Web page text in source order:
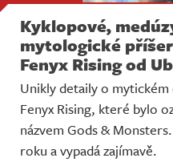
Kyklopové,
mytologické
Fenyx Rising od
Unikly detaily o
Fenyx Rising, které bylo
názvem Gods &
roku a vypadá zajímavě.